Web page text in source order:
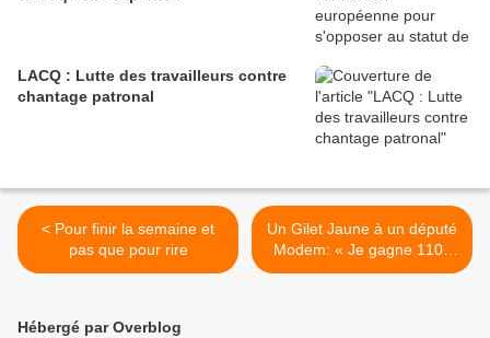
LACQ : Lutte des travailleurs contre
chantage patronal
< Pour finir la semaine et
pas que pour rire
Un Gilet Jaune à un député
Modem: « Je gagne 1100
euros, vous 5300 euros, et
Hébergé par Overblog